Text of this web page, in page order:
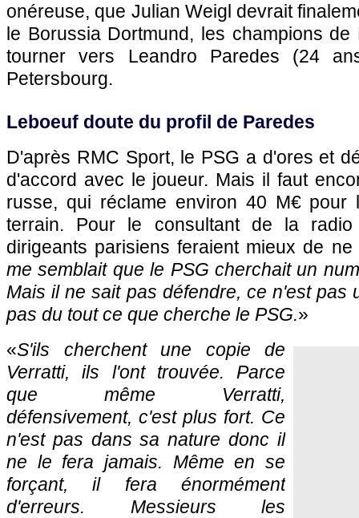
onéreuse, que Julian Weigl devrait
le Borussia Dortmund, les champions
tourner vers Leandro Paredes (24
Petersbourg.
Leboeuf doute du profil de Paredes
D'après RMC Sport, le PSG a d'ores et
d'accord avec le joueur. Mais il faut
russe, qui réclame environ 40 M€ pour
terrain. Pour le consultant de la
dirigeants parisiens feraient mieux de
me semblait que le PSG cherchait un
Mais il ne sait pas défendre, ce n'est pas
pas du tout ce que cherche le PSG.»
«S'ils cherchent une copie de
Verratti, ils l'ont trouvée. Parce
que même Verratti,
défensivement, c'est plus fort. Ce
n'est pas dans sa nature donc il
ne le fera jamais. Même en se
forçant, il fera énormément
d'erreurs. Messieurs les